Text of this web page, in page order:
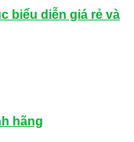
biểu diễn giá rẻ và
hãng